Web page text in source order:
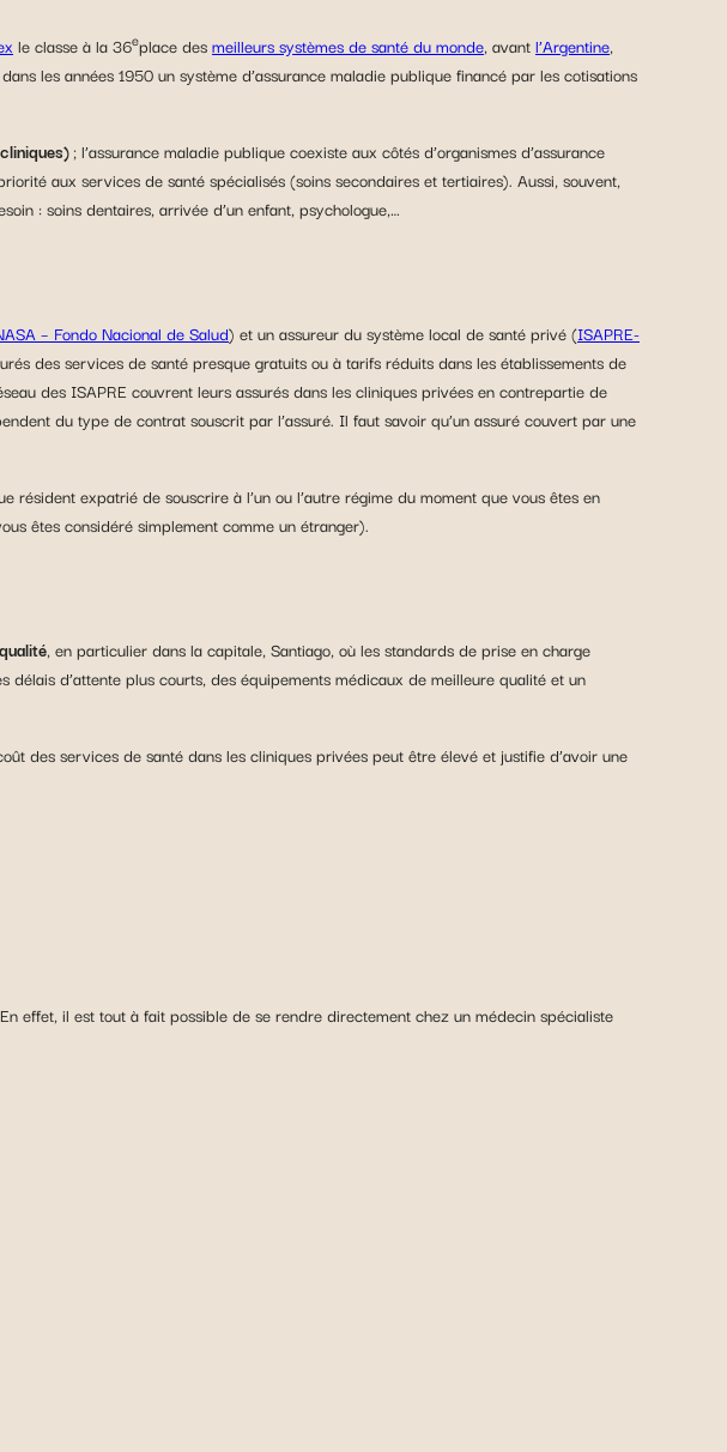
le classe à la 36eplace desmeilleurs systèmes de santé du monde, avantl’Argentine,
les années 1950 un système d’assurance maladie publique financé par les cotisations
; l’assurance maladie publique coexiste aux côtés d’organismes d’assurance
aux services de santé spécialisés (soins secondaires et tertiaires). Aussi, souvent,
: soins dentaires, arrivée d’un enfant, psychologue,…
– Fondo Nacional de Salud) et un assureur du système local de santé privé (ISAPRE-
des services de santé presque gratuits ou à tarifs réduits dans les établissements de
des ISAPRE couvrent leurs assurés dans les cliniques privées en contrepartie de
du type de contrat souscrit par l’assuré. Il faut savoir qu’un assuré couvert par une
expatrié de souscrire à l’un ou l’autre régime du moment que vous êtes en
êtes considéré simplement comme un étranger).
, en particulier dans la capitale, Santiago, où les standards de prise en charge
d’attente plus courts, des équipements médicaux de meilleure qualité et un
des services de santé dans les cliniques privées peut être élevé et justifie d’avoir une
effet, il est tout à fait possible de se rendre directement chez un médecin spécialiste